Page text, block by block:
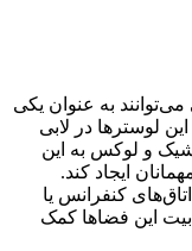
به عنوان یکی
لوسترها در لابی
و لوکس به این
ایجاد کند.
کنفرانس یا
این فضاها کمک